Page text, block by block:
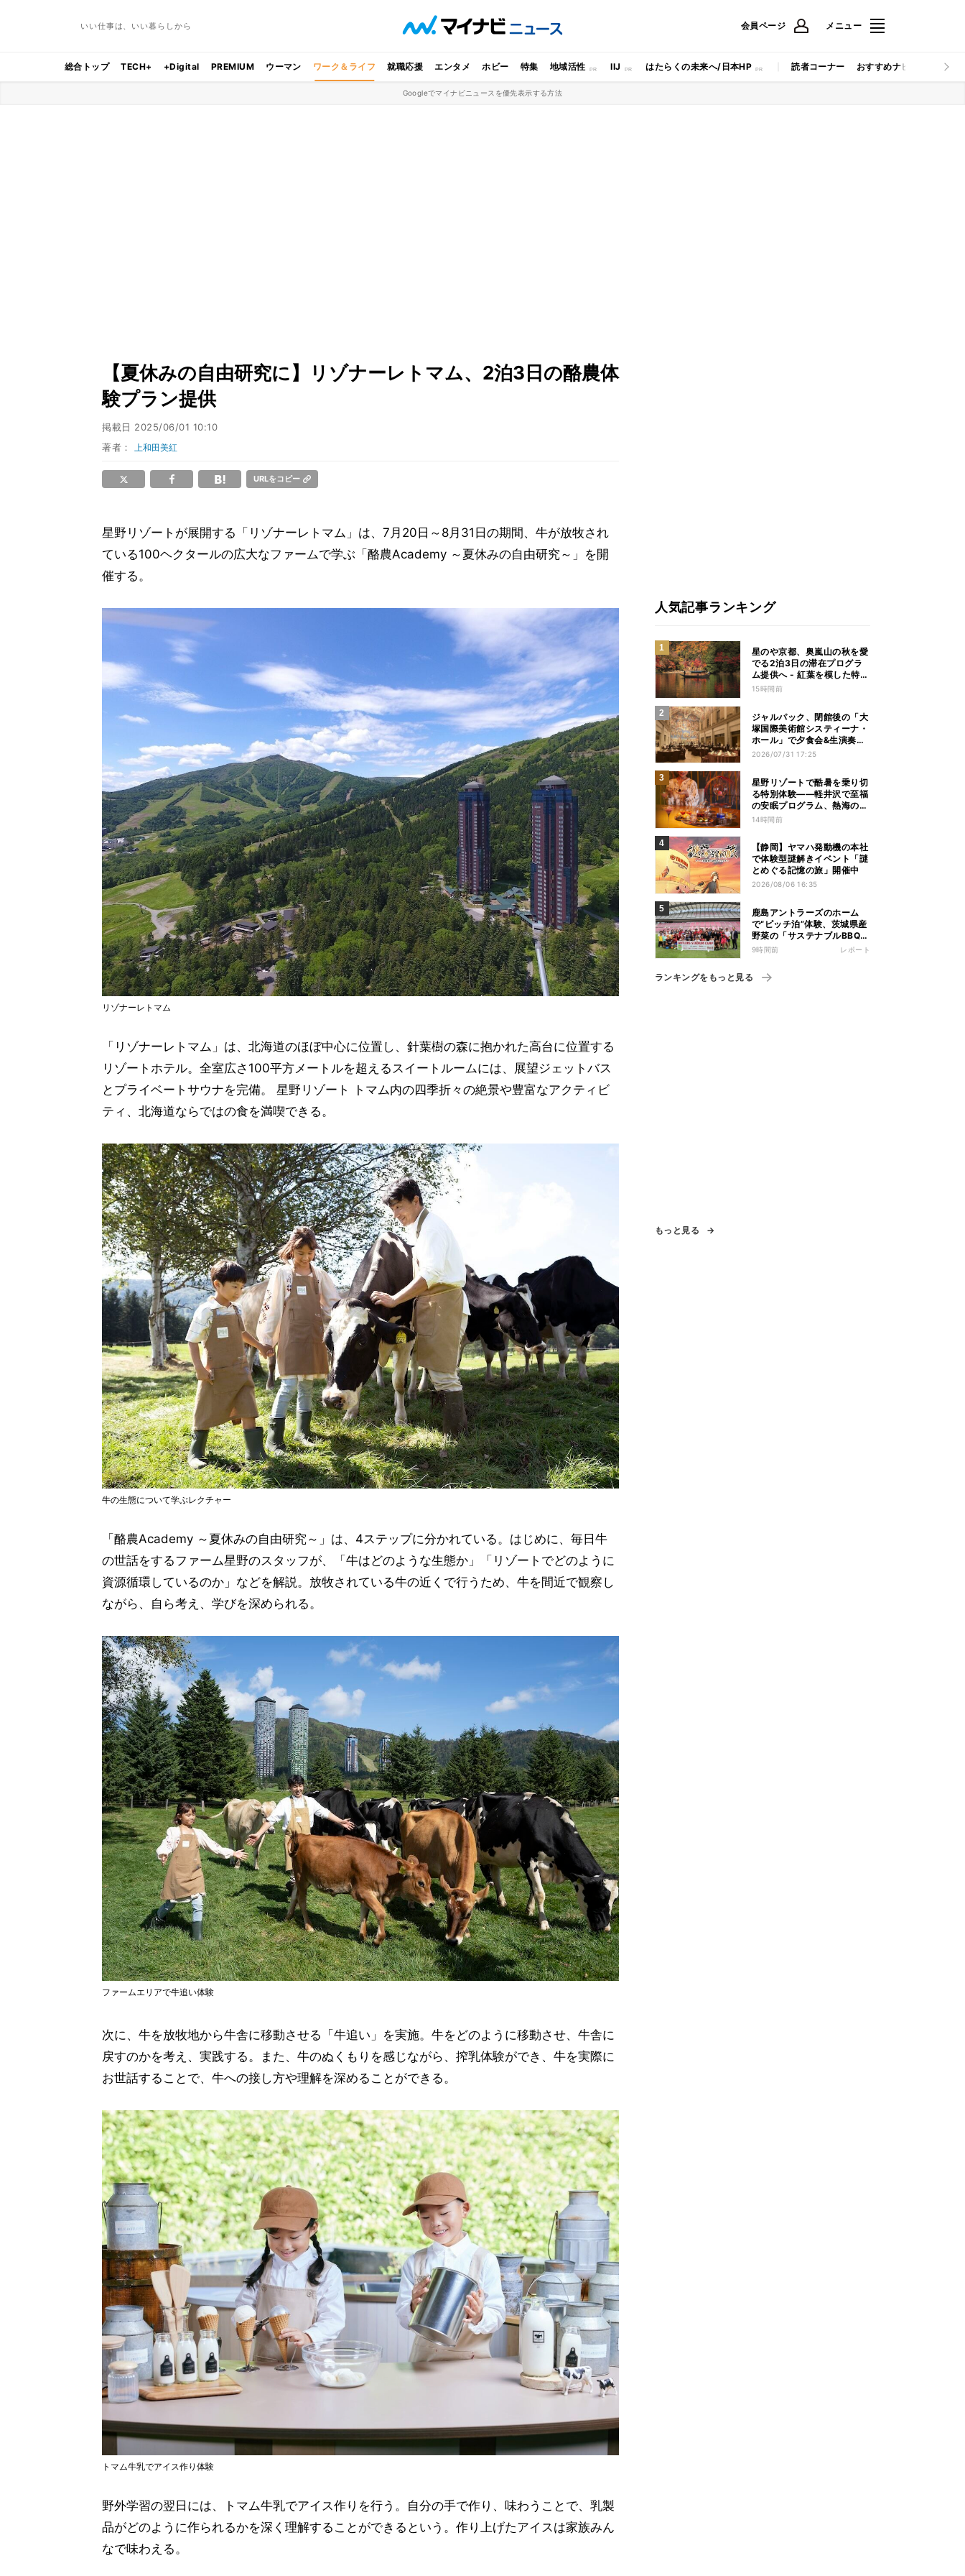
いい仕事は、いい暮らしから 会員ページ メニュー
総合トップ TECH+ +Digital PREMIUM ウーマン ワーク＆ライフ 就職応援 エンタメ ホビー 特集 地域活性 IIJ はたらくの未来へ/日本HP 読者コーナー おすすめナビ マイナビ
Googleでマイナビニュースを優先表示する方法
【夏休みの自由研究に】リゾナーレトマム、2泊3日の酪農体
験プラン提供
掲載日 2025/06/01 10:10
著者： 上和田美紅
URLをコピー
星野リゾートが展開する「リゾナーレトマム」は、7月20日～8月31日の期間、牛が放牧され
ている100ヘクタールの広大なファームで学ぶ「酪農Academy ～夏休みの自由研究～」を開
催する。
リゾナーレトマム
「リゾナーレトマム」は、北海道のほぼ中心に位置し、針葉樹の森に抱かれた高台に位置する
リゾートホテル。全室広さ100平方メートルを超えるスイートルームには、展望ジェットバス
とプライベートサウナを完備。 星野リゾート トマム内の四季折々の絶景や豊富なアクティビ
ティ、北海道ならではの食を満喫できる。
牛の生態について学ぶレクチャー
「酪農Academy ～夏休みの自由研究～」は、4ステップに分かれている。はじめに、毎日牛
の世話をするファーム星野のスタッフが、「牛はどのような生態か」「リゾートでどのように
資源循環しているのか」などを解説。放牧されている牛の近くで行うため、牛を間近で観察し
ながら、自ら考え、学びを深められる。
ファームエリアで牛追い体験
次に、牛を放牧地から牛舎に移動させる「牛追い」を実施。牛をどのように移動させ、牛舎に
戻すのかを考え、実践する。また、牛のぬくもりを感じながら、搾乳体験ができ、牛を実際に
お世話することで、牛への接し方や理解を深めることができる。
トマム牛乳でアイス作り体験
野外学習の翌日には、トマム牛乳でアイス作りを行う。自分の手で作り、味わうことで、乳製
品がどのように作られるかを深く理解することができるという。作り上げたアイスは家族みん
なで味わえる。
人気記事ランキング
星のや京都、奥嵐山の秋を愛
でる2泊3日の滞在プログラ
ム提供へ - 紅葉を模した特別
料理、舟遊び、オオモミジの
15時間前
ジャルパック、閉館後の「大
塚国際美術館システィーナ・
ホール」で夕食会&生演奏を
楽しむツアーを販売 – 徳島を
2026/07/31 17:25
星野リゾートで酷暑を乗り切
る特別体験——軽井沢で至福
の安眠プログラム、熱海の花
火や北海道トマムのとうきび
14時間前
【静岡】ヤマハ発動機の本社
で体験型謎解きイベント「謎
とめぐる記憶の旅」開催中
2026/08/06 16:35
鹿島アントラーズのホーム
で“ピッチ泊”体験、茨城県産
野菜の「サステナブルBBQ」
も楽しむ特別キャンプ
9時間前 レポート
ランキングをもっと見る
もっと見る